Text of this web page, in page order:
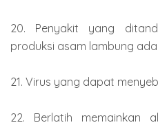
20. Penyakit yang
produksi asam lambung
21. Virus yang dapat
22. Berlatih memainkan